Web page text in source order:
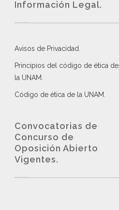
Información Legal.
Avisos de Privacidad
Principios del código de ética de
la UNAM
Código de ética de la UNAM
Convocatorias de
Concurso de
Oposición Abierto
Vigentes.